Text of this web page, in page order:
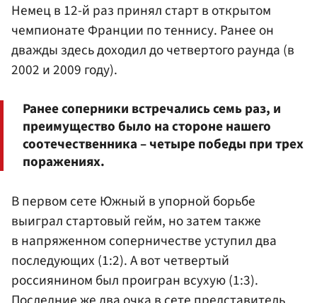
Немец в 12-й раз принял старт в открытом
чемпионате Франции по теннису. Ранее он
дважды здесь доходил до четвертого раунда (в
2002 и 2009 году).
Ранее соперники встречались семь раз, и
преимущество было на стороне нашего
соотечественника – четыре победы при трех
поражениях.
В первом сете Южный в упорной борьбе
выиграл стартовый гейм, но затем также
в напряженном соперничестве уступил два
последующих (1:2). А вот четвертый
россиянином был проигран всухую (1:3).